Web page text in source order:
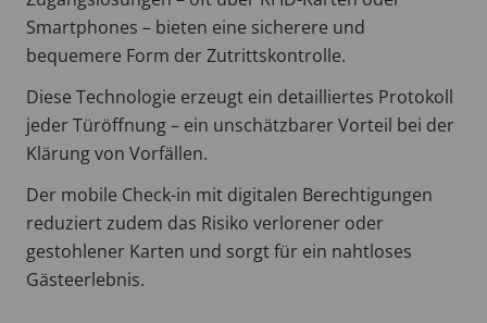
Smartphones – bieten eine sicherere und
bequemere Form der Zutrittskontrolle.
Diese Technologie erzeugt ein detailliertes Protokoll
jeder Türöffnung – ein unschätzbarer Vorteil bei der
Klärung von Vorfällen.
Der mobile Check-in mit digitalen Berechtigungen
reduziert zudem das Risiko verlorener oder
gestohlener Karten und sorgt für ein nahtloses
Gästeerlebnis.